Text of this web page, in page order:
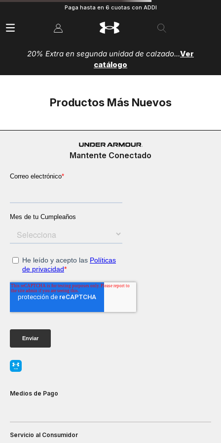
Paga hasta en 6 cuotas con ADDI
20% Extra en segunda unidad de calzado...Ver
catálogo
Productos Más Nuevos
Mantente Conectado
Medios de Pago
Servicio al Consumidor